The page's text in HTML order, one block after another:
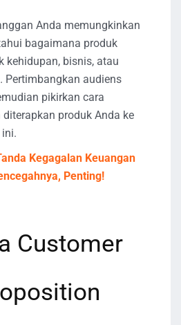
Anda memungkinkan
bagaimana produk
kehidupan, bisnis, atau
Pertimbangkan audiens
pikirkan cara
produk Anda ke
Kegagalan Keuangan
Penting!
Customer